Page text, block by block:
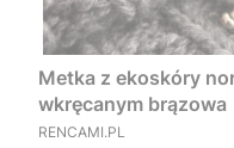
Metka z ekoskóry
wkręcanym brązowa
PRODUCENT
RENCAMI.PL